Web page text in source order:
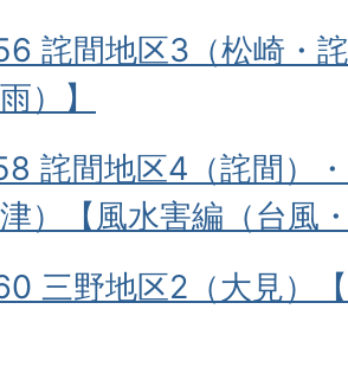
詫間地区3（松崎・
）】
詫間地区4（詫間）
）【風水害編（台風
三野地区2（大見）